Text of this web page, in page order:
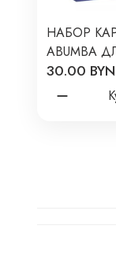
НАБОР
ABUMBA
ОБУЧЕНИЯ
ДЛЯ
30.00 BYN